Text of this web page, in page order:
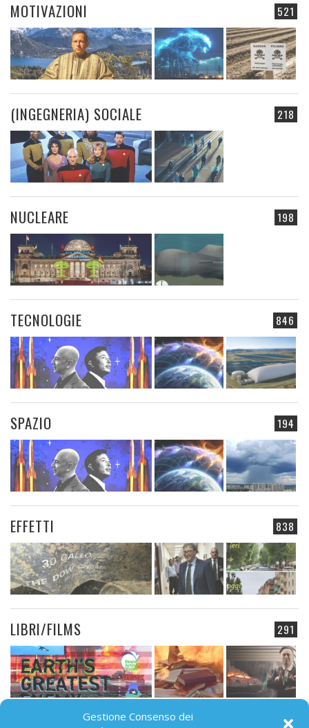
Gestione Consenso dei
521
MOTIVAZIONI
218
(INGEGNERIA) SOCIALE
198
NUCLEARE
846
TECNOLOGIE
194
SPAZIO
838
EFFETTI
291
LIBRI/FILMS